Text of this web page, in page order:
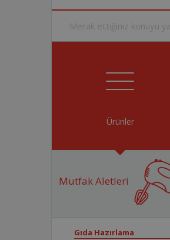
Ürünler
Mutfak Aletleri
Gıda Hazırlama